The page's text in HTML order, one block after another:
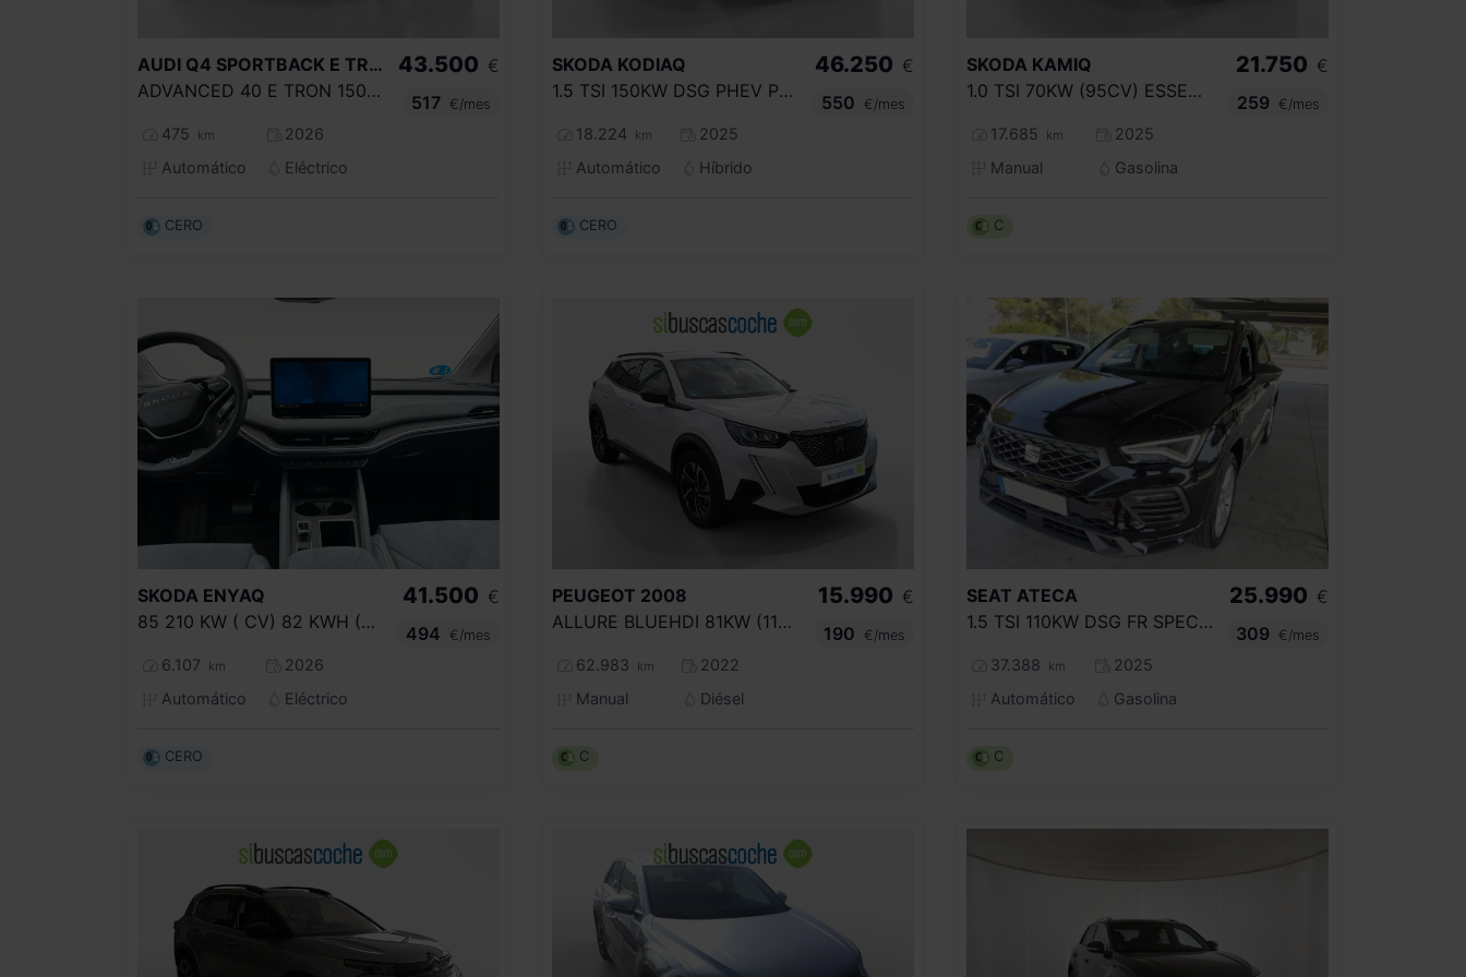
AUDI
Q4 SPORTBACK E TRON
ADVANCED 40 E TRON 150KW 63KWH
475 km
2026
Automático
Eléctrico
43.500 €
517
€/mes
CERO
SKODA KODIAQ
1.5 TSI 150KW DSG PHEV PLUS
18.224 km
2025
Automático
Híbrido
46.250 €
550
€/mes
CERO
SKODA KAMIQ
1.0 TSI 70KW (95CV) ESSENCE
17.685 km
2025
Manual
Gasolina
21.750 €
259
€/mes
C
SKODA ENYAQ
85 210 KW ( CV) 82 KWH (77 KWH NETA)
6.107 km
2026
Automático
Eléctrico
41.500 €
494
€/mes
CERO
PEUGEOT 2008
ALLURE BLUEHDI 81KW (110CV)
62.983 km
2022
Manual
Diésel
15.990 €
190
€/mes
C
SEAT ATECA
1.5 TSI 110KW DSG FR SPECIAL EDITION
37.388 km
2025
Automático
Gasolina
25.990 €
309
€/mes
C